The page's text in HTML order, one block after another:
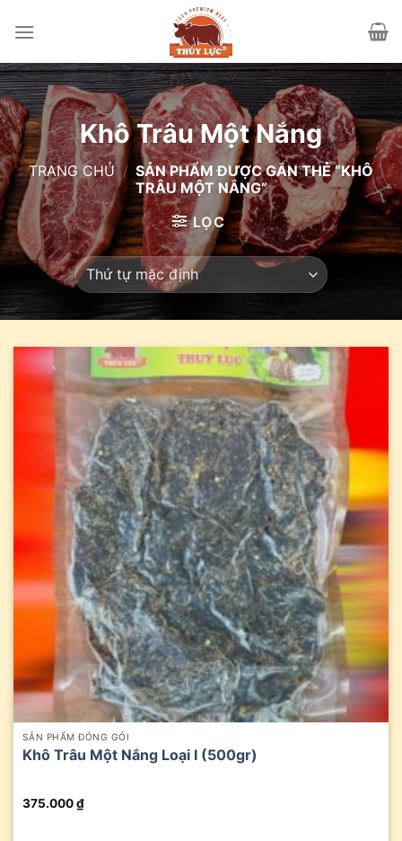
Khô Trâu Một Nắng
TRANG CHỦ / SẢN PHẨM ĐƯỢC GẮN THẺ “KHÔ
TRÂU MỘT NẮNG”
LỌC
SẢN PHẨM ĐÓNG GÓI
Khô Trâu Một Nắng Loại I (500gr)
375.000₫